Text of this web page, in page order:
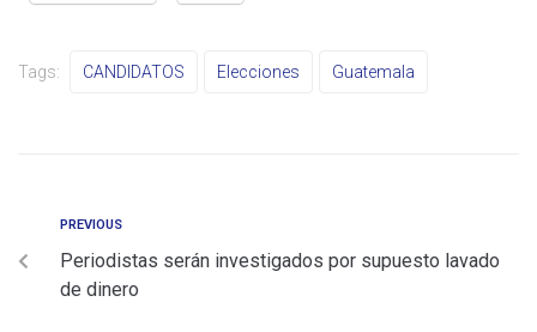
Tags: CANDIDATOS Elecciones Guatemala
PREVIOUS
Periodistas serán investigados por supuesto lavado
de dinero